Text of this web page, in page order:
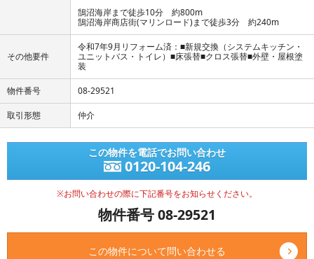
鵠沼海岸まで徒歩10分 約800m
鵠沼海岸商店街(マリンロード)まで徒歩3分 約240m
その他要件
令和7年9月リフォーム済：■新規交換（システムキッチン・
ユニットバス・トイレ）■床張替■クロス張替■外壁・屋根塗
装
物件番号 08-29521
取引形態 仲介
この物件を電話でお問い合わせ
0120-104-246
※お問い合わせの際に下記番号をお知らせください。
物件番号 08-29521
この物件について問い合わせる